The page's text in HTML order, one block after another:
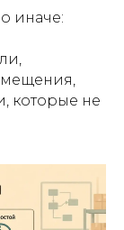
иначе:
которые не